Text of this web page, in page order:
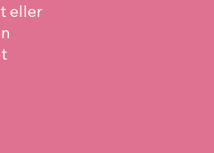
eller